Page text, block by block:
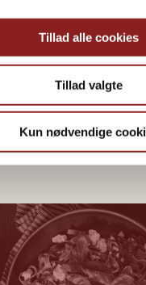
Tillad alle cookies
Tillad valgte
Kun nødvendige
DRESSINGS, SOSSEN &